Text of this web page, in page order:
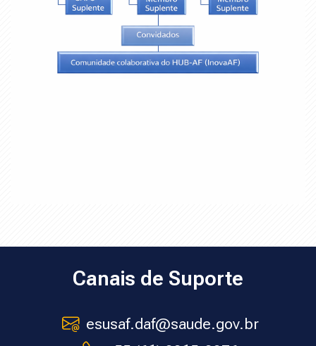
Soluções Digitais
Soluções Digitais
Canais de Suporte
esusaf.daf@saude.gov.br